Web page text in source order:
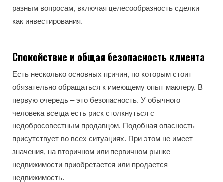
разным вопросам, включая целесообразность сделки
как инвестирования.
Спокойствие и общая безопасность клиента
Есть несколько основных причин, по которым стоит
обязательно обращаться к имеющему опыт маклеру. В
первую очередь – это безопасность. У обычного
человека всегда есть риск столкнуться с
недобросовестным продавцом. Подобная опасность
присутствует во всех ситуациях. При этом не имеет
значения, на вторичном или первичном рынке
недвижимости приобретается или продается
недвижимость.